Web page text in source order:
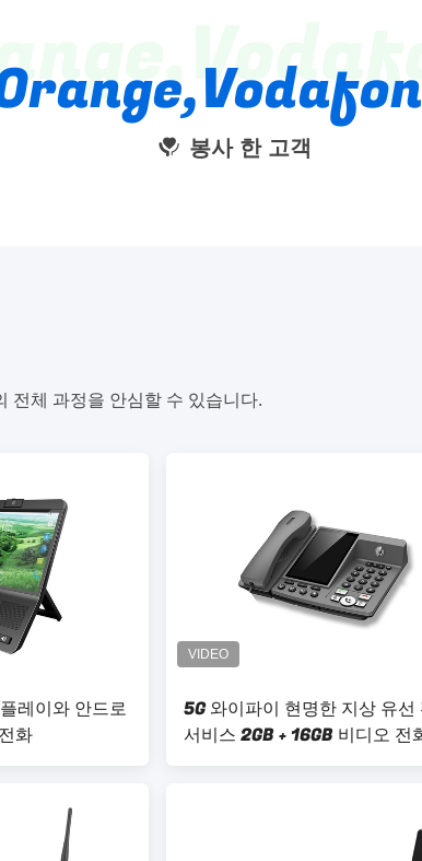
봉사 한 고객
전체 과정을 안심할 수 있습니다.
레이와 안드로
화
5G 와이파이 현명한 지상 유선
서비스 2GB + 16GB 비디오 전